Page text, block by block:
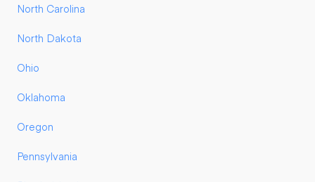
North Carolina
North Dakota
Ohio
Oklahoma
Oregon
Pennsylvania